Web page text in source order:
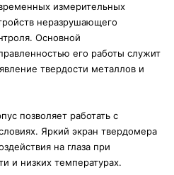
измерительных
неразрушающего
Основной
его работы служит
твердости металлов и
позволяет работать с
Яркий экран твердомера
на глаза при
и низких температурах.